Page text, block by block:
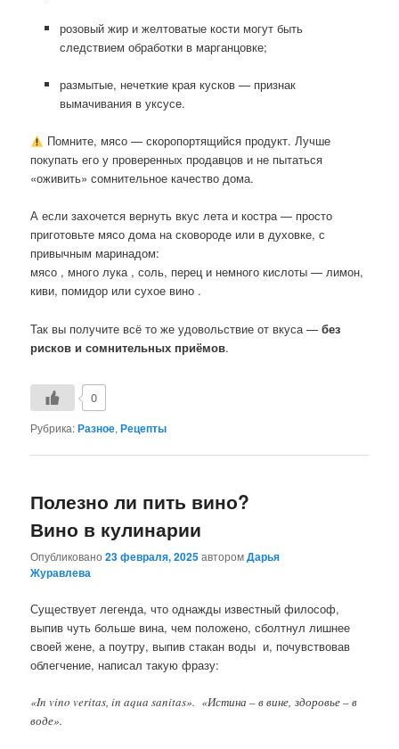
розовый жир и желтоватые кости могут быть
следствием обработки в марганцовке;
размытые, нечеткие края кусков — признак
вымачивания в уксусе.
Помните, мясо — скоропортящийся продукт. Лучше
покупать его у проверенных продавцов и не пытаться
«оживить» сомнительное качество дома.
А если захочется вернуть вкус лета и костра — просто
приготовьте мясо дома на сковороде или в духовке, с
привычным маринадом:
мясо , много лука , соль, перец и немного кислоты — лимон,
киви, помидор или сухое вино .
Так вы получите всё то же удовольствие от вкуса —без
рисков и сомнительных приёмов.
0
Рубрика:Разное,Рецепты
Полезно ли пить вино?
Вино в кулинарии
Опубликовано23 февраля, 2025авторомДарья
Журавлева
Существует легенда, что однажды известный философ,
выпив чуть больше вина, чем положено, сболтнул лишнее
своей жене, а поутру, выпив стакан воды и, почувствовав
облегчение, написал такую фразу:
«In vino veritas, in aqua sanitas». «Истина – в вине, здоровье – в
воде».